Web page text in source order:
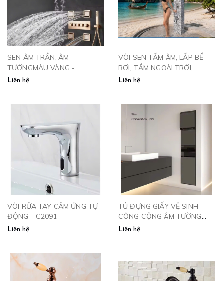
SEN ÂM TRẦN, ÂM
TƯỜNGMÀU VÀNG -
SAT4VP
Liên hệ
VÒI SEN TẮM ÂM, LẮP BỂ
BƠI, TẮM NGOÀI TRỜI,
VƯỜN, GẮN CỘT- SNT102
Liên hệ
VÒI RỬA TAY CẢM ỨNG TỰ
ĐỘNG - C2091
Liên hệ
TỦ ĐỰNG GIẤY VỆ SINH
CÔNG CỘNG ÂM TƯỜNG
KÈM THÙNG RÁC VÀ SẤY
Liên hệ